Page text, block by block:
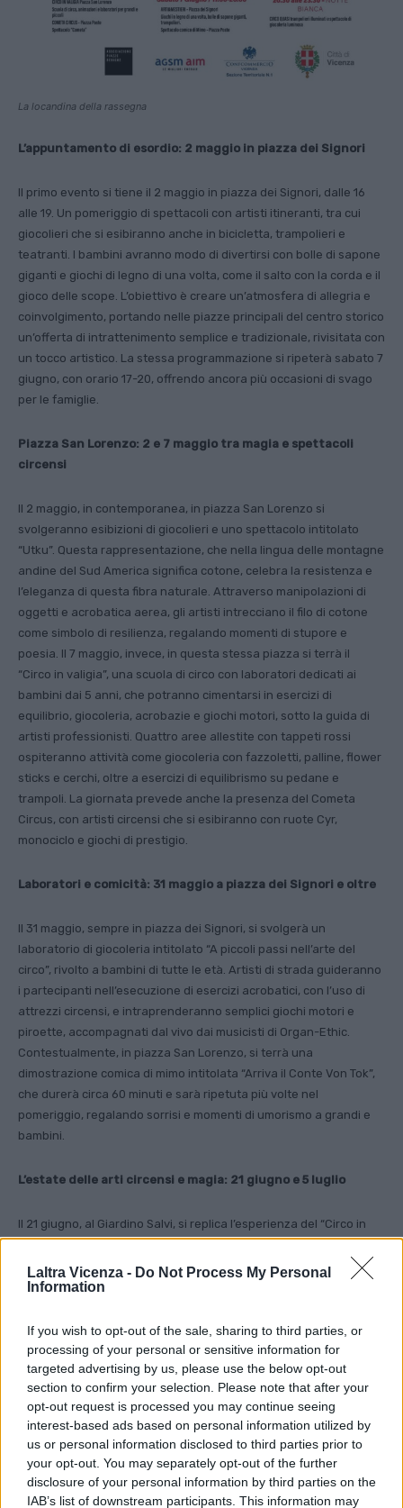
Laltra Vicenza - Do Not Process My Personal
Information
If you wish to opt-out of the sale, sharing to third parties, or
processing of your personal or sensitive information for
targeted advertising by us, please use the below opt-out
section to confirm your selection. Please note that after your
opt-out request is processed you may continue seeing
interest-based ads based on personal information utilized by
us or personal information disclosed to third parties prior to
your opt-out. You may separately opt-out of the further
disclosure of your personal information by third parties on the
IAB’s list of downstream participants. This information may
La locandina della rassegna
L’appuntamento di esordio: 2 maggio in piazza dei Signori
Il primo evento si tiene il 2 maggio in piazza dei Signori, dalle 16
alle 19. Un pomeriggio di spettacoli con artisti itineranti, tra cui
giocolieri che si esibiranno anche in bicicletta, trampolieri e
teatranti. I bambini avranno modo di divertirsi con bolle di sapone
giganti e giochi di legno di una volta, come il salto con la corda e il
gioco delle scope. L’obiettivo è creare un’atmosfera di allegria e
coinvolgimento, portando nelle piazze principali del centro storico
un’offerta di intrattenimento semplice e tradizionale, rivisitata con
un tocco artistico. La stessa programmazione si ripeterà sabato 7
giugno, con orario 17-20, offrendo ancora più occasioni di svago
per le famiglie.
Piazza San Lorenzo: 2 e 7 maggio tra magia e spettacoli
circensi
Il 2 maggio, in contemporanea, in piazza San Lorenzo si
svolgeranno esibizioni di giocolieri e uno spettacolo intitolato
“Utku”. Questa rappresentazione, che nella lingua delle montagne
andine del Sud America significa cotone, celebra la resistenza e
l’eleganza di questa fibra naturale. Attraverso manipolazioni di
oggetti e acrobatica aerea, gli artisti intrecciano il filo di cotone
come simbolo di resilienza, regalando momenti di stupore e
poesia. Il 7 maggio, invece, in questa stessa piazza si terrà il
“Circo in valigia”, una scuola di circo con laboratori dedicati ai
bambini dai 5 anni, che potranno cimentarsi in esercizi di
equilibrio, giocoleria, acrobazie e giochi motori, sotto la guida di
artisti professionisti. Quattro aree allestite con tappeti rossi
ospiteranno attività come giocoleria con fazzoletti, palline, flower
sticks e cerchi, oltre a esercizi di equilibrismo su pedane e
trampoli. La giornata prevede anche la presenza del Cometa
Circus, con artisti circensi che si esibiranno con ruote Cyr,
monociclo e giochi di prestigio.
Laboratori e comicità: 31 maggio a piazza dei Signori e oltre
Il 31 maggio, sempre in piazza dei Signori, si svolgerà un
laboratorio di giocoleria intitolato “A piccoli passi nell’arte del
circo”, rivolto a bambini di tutte le età. Artisti di strada guideranno
i partecipanti nell’esecuzione di esercizi acrobatici, con l’uso di
attrezzi circensi, e intraprenderanno semplici giochi motori e
piroette, accompagnati dal vivo dai musicisti di Organ-Ethic.
Contestualmente, in piazza San Lorenzo, si terrà una
dimostrazione comica di mimo intitolata “Arriva il Conte Von Tok”,
che durerà circa 60 minuti e sarà ripetuta più volte nel
pomeriggio, regalando sorrisi e momenti di umorismo a grandi e
bambini.
L’estate delle arti circensi e magia: 21 giugno e 5 luglio
Il 21 giugno, al Giardino Salvi, si replica l’esperienza del “Circo in
5 anni in su. Anche questa volta, le aree di attività prevedono
esercizi di equilibrio, giocoleria e acrobazie, con il coinvolgimento
dimostrazione di magia con il mago Jhon Sostegni, che
coinvolgerà il pubblico in spettacoli colorati e interattivi, creando
un’atmosfera di meraviglia e stupore.
Infine, il 5 luglio, il ciclo si concluderà con un evento serale in corso
Fogazzaro e piazza San Lorenzo, dalle 20.30 alle 23.30.
Trampolieri vestiti di costumi luminosi a led e un giocoliere con
giochi di luce intratterranno il pubblico in una performance che
unisce arte, magia e spettacolo di strada, portando in scena